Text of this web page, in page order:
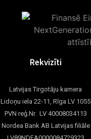
Rekvizīti
Latvijas Tirgotāju kamera
Lidoņu iela 22-11, Rīga LV 1055
PVN reģ.Nr. LV 40008034113
Nordea Bank AB Latvijas filiāle